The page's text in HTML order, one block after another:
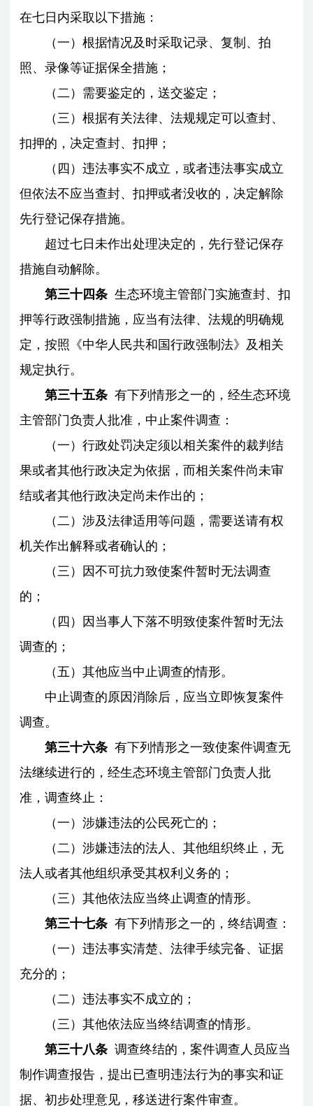
在七日内采取以下措施：
（一）根据情况及时采取记录、复制、拍
照、录像等证据保全措施；
（二）需要鉴定的，送交鉴定；
（三）根据有关法律、法规规定可以查封、
扣押的，决定查封、扣押；
（四）违法事实不成立，或者违法事实成立
但依法不应当查封、扣押或者没收的，决定解除
先行登记保存措施。
超过七日未作出处理决定的，先行登记保存
措施自动解除。
第三十四条 生态环境主管部门实施查封、扣
押等行政强制措施，应当有法律、法规的明确规
定，按照《中华人民共和国行政强制法》及相关
规定执行。
第三十五条 有下列情形之一的，经生态环境
主管部门负责人批准，中止案件调查：
（一）行政处罚决定须以相关案件的裁判结
果或者其他行政决定为依据，而相关案件尚未审
结或者其他行政决定尚未作出的；
（二）涉及法律适用等问题，需要送请有权
机关作出解释或者确认的；
（三）因不可抗力致使案件暂时无法调查
的；
（四）因当事人下落不明致使案件暂时无法
调查的；
（五）其他应当中止调查的情形。
中止调查的原因消除后，应当立即恢复案件
调查。
第三十六条 有下列情形之一致使案件调查无
法继续进行的，经生态环境主管部门负责人批
准，调查终止：
（一）涉嫌违法的公民死亡的；
（二）涉嫌违法的法人、其他组织终止，无
法人或者其他组织承受其权利义务的；
（三）其他依法应当终止调查的情形。
第三十七条 有下列情形之一的，终结调查：
（一）违法事实清楚、法律手续完备、证据
充分的；
（二）违法事实不成立的；
（三）其他依法应当终结调查的情形。
第三十八条 调查终结的，案件调查人员应当
制作调查报告，提出已查明违法行为的事实和证
据、初步处理意见，移送进行案件审查。